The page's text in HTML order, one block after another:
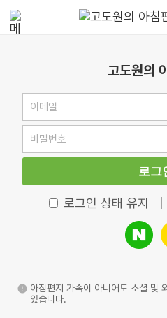
고도원의
로그
로그인 상태 유지
아침편지 가족이 아니어도 소셜 및
있습니다.